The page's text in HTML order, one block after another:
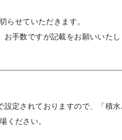
らせていただきます。
手数ですが記載をお願いいたし
定されておりますので、「積
ください。